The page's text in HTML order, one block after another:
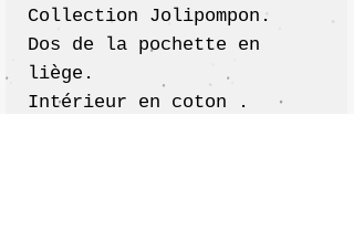
Collection Jolipompon.
Dos de la pochette en
liège.
Intérieur en coton .